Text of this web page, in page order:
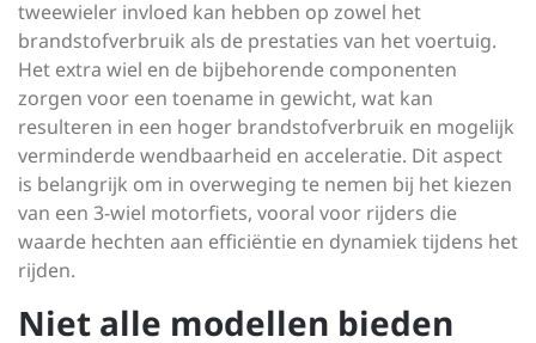
tweewieler invloed kan hebben op zowel het
brandstofverbruik als de prestaties van het voertuig.
Het extra wiel en de bijbehorende componenten
zorgen voor een toename in gewicht, wat kan
resulteren in een hoger brandstofverbruik en mogelijk
verminderde wendbaarheid en acceleratie. Dit aspect
is belangrijk om in overweging te nemen bij het kiezen
van een 3-wiel motorfiets, vooral voor rijders die
waarde hechten aan efficiëntie en dynamiek tijdens het
rijden.
Niet alle modellen bieden